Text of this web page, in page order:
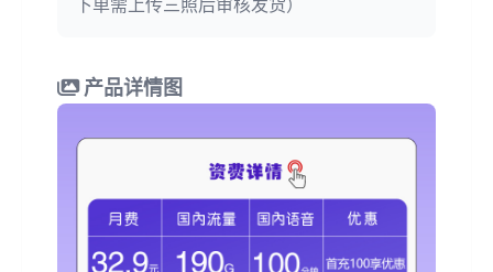
下单需上传三照后审核发货）
产品详情图